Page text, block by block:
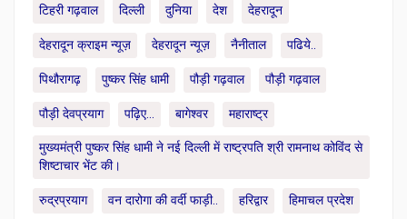
टिहरी गढ़वाल दिल्ली दुनिया देश देहरादून
देहरादून क्राइम न्यूज़ देहरादून न्यूज़ नैनीताल पढिये..
पिथौरागढ़ पुष्कर सिंह धामी पौड़ी गढ़वाल पौड़ी गढ़वाल
पौड़ी देवप्रयाग पढ़िए... बागेश्वर महाराष्ट्र
मुख्यमंत्री पुष्कर सिंह धामी ने नई दिल्ली में राष्ट्रपति श्री रामनाथ कोविंद से
शिष्टाचार भेंट की।
रुद्रप्रयाग वन दारोगा की वर्दी फाड़ी.. हरिद्वार हिमाचल प्रदेश